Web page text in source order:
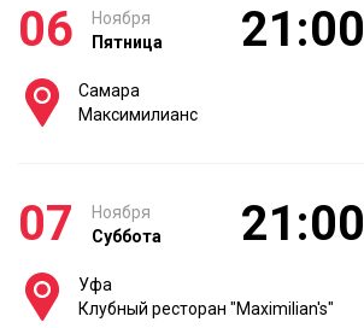
06
Ноября
Пятница
21:00
Самара
Максимилианс
07
Ноября
Суббота
21:00
Уфа
Клубный ресторан "Maximilian's"